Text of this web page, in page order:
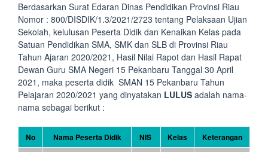
Berdasarkan Surat Edaran Dinas Pendidikan Provinsi Riau
Nomor : 800/DISDIK/1.3/2021/2723 tentang Pelaksaan Ujian
Sekolah, kelulusan Peserta Didik dan Kenaikan Kelas pada
Satuan Pendidikan SMA, SMK dan SLB di Provinsi Riau
Tahun Ajaran 2020/2021, Hasil Nilai Rapot dan Hasil Rapat
Dewan Guru SMA Negeri 15 Pekanbaru Tanggal 30 April
2021, maka peserta didik SMAN 15 Pekanbaru Tahun
Pelajaran 2020/2021 yang dinyatakan LULUS adalah nama-
nama sebagai berikut :
No Nama Peserta Didik NIS Kelas Keterangan